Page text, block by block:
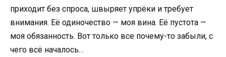
приходит без спроса, швыряет упрёки и требует
внимания. Её одиночество — моя вина. Её пустота —
моя обязанность. Вот только все почему-то забыли, с
чего всё началось…